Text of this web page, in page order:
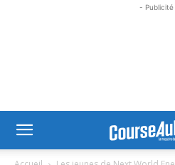
- Publicité